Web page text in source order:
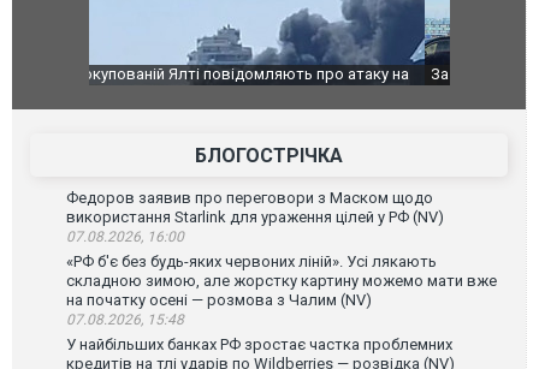
За 2000 кілометрів від кордону з Україною: в
Єкатеринбурзі після атаки дронів загорівся
склад Wildberries. ФОТО. ВІДЕО
В
БЛОГОСТРІЧКА
Федоров заявив про переговори з Маском щодо
використання Starlink для ураження цілей у РФ (NV)
07.08.2026, 16:00
«РФ б'є без будь-яких червоних ліній». Усі лякають
складною зимою, але жорстку картину можемо мати вже
на початку осені — розмова з Чалим (NV)
07.08.2026, 15:48
У найбільших банках РФ зростає частка проблемних
кредитів на тлі ударів по Wildberries — розвідка (NV)